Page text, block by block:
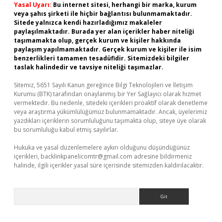
Yasal Uyarı: Bu internet sitesi, herhangi bir marka, kurum
veya şahıs şirketi ile hiçbir bağlantısı bulunmamaktadır.
Sitede yalnızca kendi hazırladığımız makaleler
paylaşılmaktadır. Burada yer alan içerikler haber niteliği
taşımamakta olup, gerçek kurum ve kişiler hakkında
paylaşım yapılmamaktadır. Gerçek kurum ve kişiler ile isim
benzerlikleri tamamen tesadüfidir. Sitemizdeki bilgiler
taslak halindedir ve tavsiye niteliği taşımazlar.
Sitemiz, 5651 Sayılı Kanun gereğince Bilgi Teknolojileri ve İletişim
Kurumu (BTK) tarafından onaylanmış bir Yer Sağlayıcı olarak hizmet
vermektedir. Bu nedenle, sitedeki içerikleri proaktif olarak denetleme
veya araştırma yükümlülüğümüz bulunmamaktadır. Ancak, üyelerimiz
yazdıkları içeriklerin sorumluluğunu taşımakta olup, siteye üye olarak
bu sorumluluğu kabul etmiş sayılırlar.
Hukuka ve yasal düzenlemelere aykırı olduğunu düşündüğünüz
içerikleri, backlinkpanelicomtr@gmail.com adresine bildirmeniz
halinde, ilgili içerikler yasal süre içerisinde sitemizden kaldırılacaktır.